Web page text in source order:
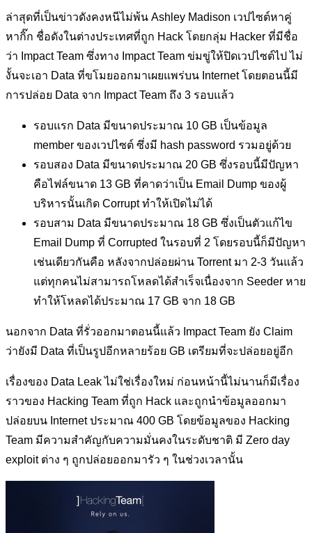
ล่าสุดที่เป็นข่าวดังคงหนีไม่พ้น Ashley Madison เวปไซต์หาคู่
หากิ๊ก ชื่อดังในต่างประเทศที่ถูก Hack โดยกลุ่ม Hacker ที่มีชื่อ
ว่า Impact Team ซึ่งทาง Impact Team ข่มขู่ให้ปิดเวปไซต์ไป ไม่
งั้นจะเอา Data ที่ขโมยออกมาเผยแพร่บน Internet โดยตอนนี้มี
การปล่อย Data จาก Impact Team ถึง 3 รอบแล้ว
รอบแรก Data มีขนาดประมาณ​ 10 GB เป็นข้อมูล
member ของเวปไซต์ ซึ่งมี hash password รวมอยู่ด้วย
รอบสอง Data มีขนาดประมาณ​ 20 GB ซึ่งรอบนี้มีปัญหา
คือไฟล์ขนาด 13 GB ที่คาดว่าเป็น Email Dump ของผู้
บริหารนั้นเกิด Corrupt ทำให้เปิดไม่ได้
รอบสาม Data มีขนาดประมาณ​ 18 GB ซึ่งเป็นตัวแก้ไข
Email Dump ที่ Corrupted ในรอบที่ 2 โดยรอบนี้ก็มีปัญหา
เช่นเดียวกันคือ หลังจากปล่อยผ่าน Torrent มา 2-3 วันแล้ว
แต่ทุกคนไม่สามารถโหลดได้สำเร็จเนื่องจาก Seeder หาย
ทำให้โหลดได้ประมาณ 17 GB จาก 18 GB
นอกจาก Data ที่รั่วออกมาตอนนี้แล้ว Impact Team ยัง Claim
ว่ายังมี Data ที่เป็นรูปอีกหลายร้อย GB เตรียมที่จะปล่อยอยู่อีก
เรื่องของ Data Leak ไม่ใช่เรื่องใหม่ ก่อนหน้านี้ไม่นานก็มีเรื่อง
ราวของ Hacking Team ที่ถูก Hack และถูกนำข้อมูลออกมา
ปล่อยบน Internet ประมาณ​ 400 GB โดยข้อมูลของ Hacking
Team มีความสำคัญกับความมั่นคงในระดับชาติ มี Zero day
exploit ต่าง ๆ ถูกปล่อยออกมารัว ๆ ในช่วงเวลานั้น